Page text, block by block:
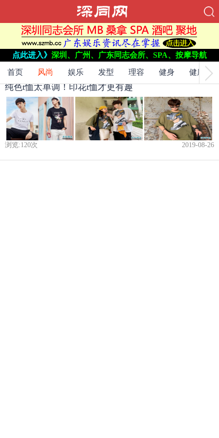
点此进入》 深圳、广州、广东同志会所、SPA、按摩导航
首页 风尚 娱乐 发型 理容 健身 健康
当前位置： 网站首页 ->
纯色t恤太单调！印花t恤才更有趣
浏览:120次 2019-08-26